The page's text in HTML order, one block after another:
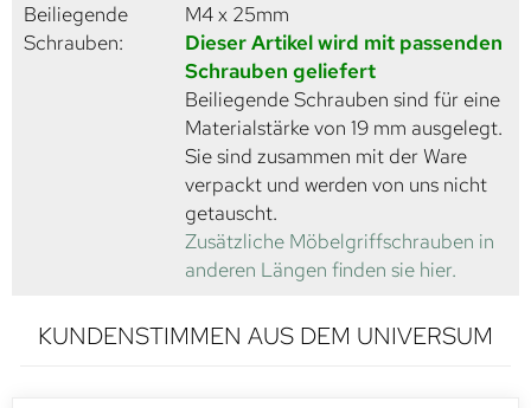
Beiliegende
Schrauben:
M4 x 25mm
Dieser Artikel wird mit passenden
Schrauben geliefert
Beiliegende Schrauben sind für eine
Materialstärke von 19 mm ausgelegt.
Sie sind zusammen mit der Ware
verpackt und werden von uns nicht
getauscht.
Zusätzliche Möbelgriffschrauben in
anderen Längen finden sie hier.
KUNDENSTIMMEN AUS DEM UNIVERSUM